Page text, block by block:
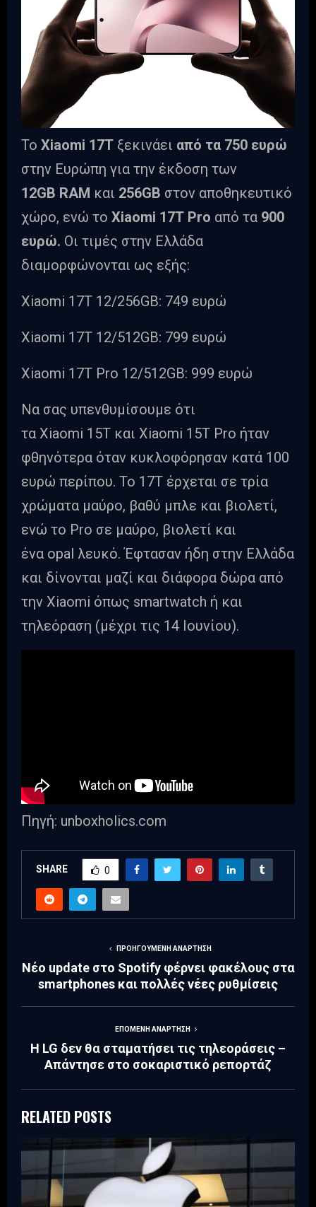
Το Xiaomi 17T ξεκινάει από τα 750 ευρώ
στην Ευρώπη για την έκδοση των
12GB RAM και 256GB στον αποθηκευτικό
χώρο, ενώ το Xiaomi 17T Pro από τα 900
ευρώ. Οι τιμές στην Ελλάδα
διαμορφώνονται ως εξής:
Xiaomi 17T 12/256GB: 749 ευρώ
Xiaomi 17T 12/512GB: 799 ευρώ
Xiaomi 17T Pro 12/512GB: 999 ευρώ
Να σας υπενθυμίσουμε ότι
τα Xiaomi 15T και Xiaomi 15T Pro ήταν
φθηνότερα όταν κυκλοφόρησαν κατά 100
ευρώ περίπου. Το 17T έρχεται σε τρία
χρώματα μαύρο, βαθύ μπλε και βιολετί,
ενώ το Pro σε μαύρο, βιολετί και
ένα opal λευκό. Έφτασαν ήδη στην Ελλάδα
και δίνονται μαζί και διάφορα δώρα από
την Xiaomi όπως smartwatch ή και
τηλεόραση (μέχρι τις 14 Ιουνίου).
Πηγή: unboxholics.com
SHARE 0
ΠΡΟΗΓΟΎΜΕΝΗ ΑΝΆΡΤΗΣΗ
Νέο update στο Spotify φέρνει φακέλους στα
smartphones και πολλές νέες ρυθμίσεις
ΕΠΌΜΕΝΗ ΑΝΆΡΤΗΣΗ
Η LG δεν θα σταματήσει τις τηλεοράσεις –
Απάντησε στο σοκαριστικό ρεπορτάζ
RELATED POSTS